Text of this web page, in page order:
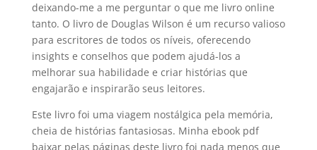
deixando-me a me perguntar o que me livro online
tanto. O livro de Douglas Wilson é um recurso valioso
para escritores de todos os níveis, oferecendo
insights e conselhos que podem ajudá-los a
melhorar sua habilidade e criar histórias que
engajarão e inspirarão seus leitores.
Este livro foi uma viagem nostálgica pela memória,
cheia de histórias fantasiosas. Minha ebook pdf
baixar pelas páginas deste livro foi nada menos que